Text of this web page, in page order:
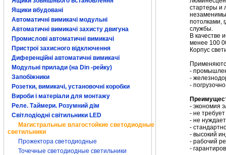
Ящики вбудовані
Автоматичні вимикачі модульні
Автоматичні вимикачі захисту двигуна
Промислові автоматичні вимикачі
Пристрої захисного відключення
Диференційні автоматичні вимикачі
Модульні прилади (на Din -рейку)
Запобіжники
Розетки, вимикачі, установочні коробки
Вироби і матеріали для монтажу
Реле. Таймери. Розумний дім
Світлодіодні світильники LED
Магистральные влагостойкие светодиодные
светильники
Прожектора светодиодные
Точечные светодиодные светильники
стартеры и
потолками,
службы.
В качестве
менее 100
Корпус
-
-
-
- экономия
- не
- не
-
- высокий
- рабочий
-